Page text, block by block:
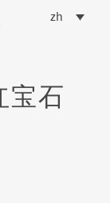
zh
宝石